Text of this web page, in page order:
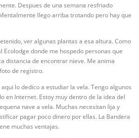
Despues de una semana resfriado
llego arriba trotando pero hay que
ver algunas plantas a esa altura. Como
Ecolodge donde me hospedo personas que
distancia de encontrar nieve. Me anima
de registro.
lo dedico a estudiar la vela. Tengo algunos
en Internet. Estoy muy dentro de la idea del
nave a vela. Muchas necesitan lija y
pagar poco dinero por ellas. La Bandera
muchas ventajas.